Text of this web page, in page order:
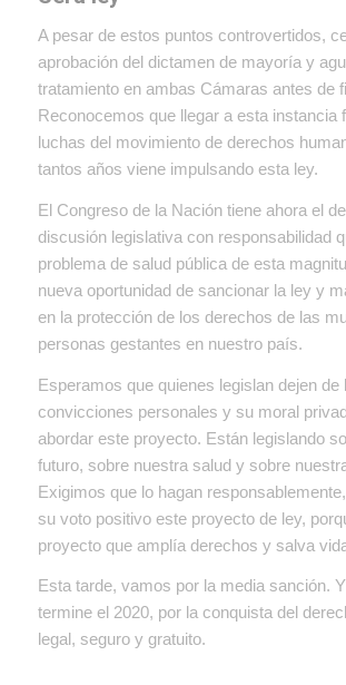
A pesar de estos puntos controvertidos,
aprobación del dictamen de mayoría y
tratamiento en ambas Cámaras antes de
Reconocemos que llegar a esta instancia
luchas del movimiento de derechos
tantos años viene impulsando esta ley.
El Congreso de la Nación tiene ahora el
discusión legislativa con responsabilidad
problema de salud pública de esta
nueva oportunidad de sancionar la ley y
en la protección de los derechos de las
personas gestantes en nuestro país.
Esperamos que quienes legislan dejen de
convicciones personales y su moral
abordar este proyecto. Están legislando
futuro, sobre nuestra salud y sobre
Exigimos que lo hagan
su voto positivo este proyecto de ley,
proyecto que amplía derechos y salva
Esta tarde, vamos por la media sanción.
termine el 2020, por la conquista del
legal, seguro y gratuito.